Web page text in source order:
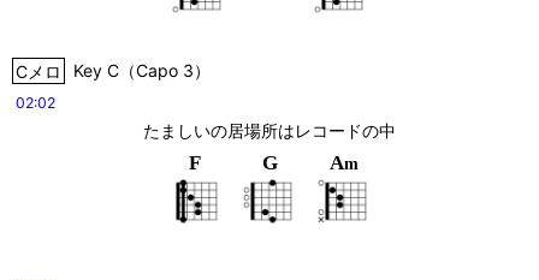
Cメロ Key C（Capo 3）
02:02
たましいの居場所はレコードの中
F G Am